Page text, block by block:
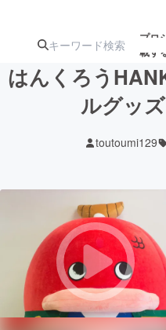
プロ
載す
ターン
ジェクト
アート・写真
テクノロジー・
映像・映画
はんくろう
ルグッ
toutoumi129